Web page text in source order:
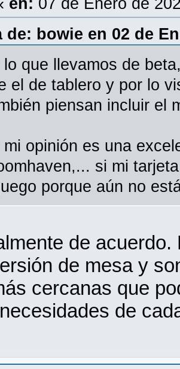
en: 07 de Enero de
de: bowie en 02 de
lo que llevamos de
el de tablero y por lo
piensan incluir el
mi opinión es una
si mi
porque aún no
de
de mesa y
cercanas que
de